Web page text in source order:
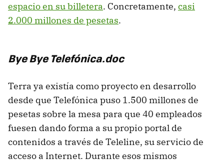
espacio en su billetera. Concretamente, casi
2.000 millones de pesetas.
Bye Bye Telefónica.doc
Terra ya existía como proyecto en desarrollo
desde que Telefónica puso 1.500 millones de
pesetas sobre la mesa para que 40 empleados
fuesen dando forma a su propio portal de
contenidos a través de Teleline, su servicio de
acceso a Internet. Durante esos mismos